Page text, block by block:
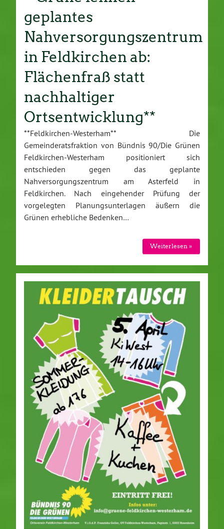
geplantes
Nahversorgungszentrum
in Feldkirchen ab:
Flächenfraß statt
nachhaltiger
Ortsentwicklung**
**Feldkirchen-Westerham** Die
Gemeinderatsfraktion von Bündnis 90/Die Grünen
Feldkirchen-Westerham positioniert sich
entschieden gegen das geplante
Nahversorgungszentrum am Asterfeld in
Feldkirchen. Nach eingehender Prüfung der
vorgelegten Planungsunterlagen äußern die
Grünen erhebliche Bedenken…
Weiterlesen »